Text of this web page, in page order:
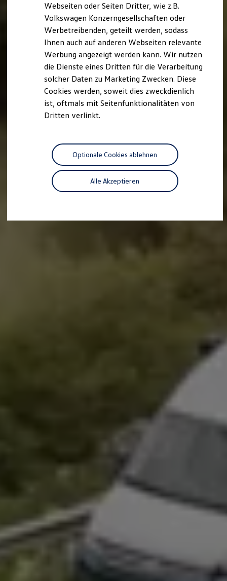
Wallbox und Ladekabel
Förderung & Kosten der Elektrofahrzeuge
Fördermöglichkeiten für Privatkunden
Fördermöglichkeiten für Gewerbekunden
Autonomes Fahren
Mehr zum ID. Buzz
Online Beratung
California Club
California Magazin & Ratgeber
Vanlife
California App
California Lifestyle & Zubehör
Übernachten im California
Unternehmen
Karriere
Nachhaltigkeit
Webseiten oder Seiten Dritter, wie z.B.
Volkswagen Konzerngesellschaften oder
Werbetreibenden, geteilt werden, sodass
Ihnen auch auf anderen Webseiten relevante
Werbung angezeigt werden kann. Wir nutzen
die Dienste eines Dritten für die Verarbeitung
solcher Daten zu Marketing Zwecken. Diese
Cookies werden, soweit dies zweckdienlich
ist, oftmals mit Seitenfunktionalitäten von
Dritten verlinkt.
Alle Akzeptieren
Optionale Cookies ablehnen